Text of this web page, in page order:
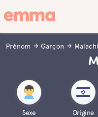
Prénom Garçon Malachi
Sexe Origine